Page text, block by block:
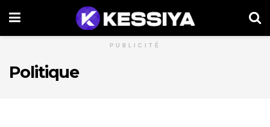
PUBLICITÉ
Politique